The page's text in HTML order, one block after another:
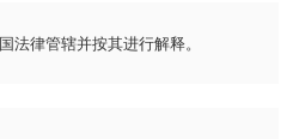
法律管辖并按其进行解释。